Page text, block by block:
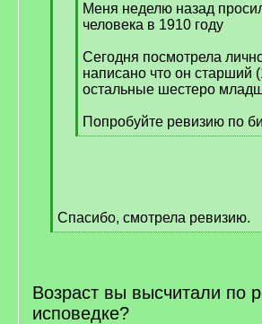
Меня неделю назад
человека в 1910 году
Сегодня посмотрела
написано что он старший
остальные шестеро
Попробуйте ревизию по
[
Спасибо, смотрела ревизию.
[
Возраст вы высчитали по
исповедке?